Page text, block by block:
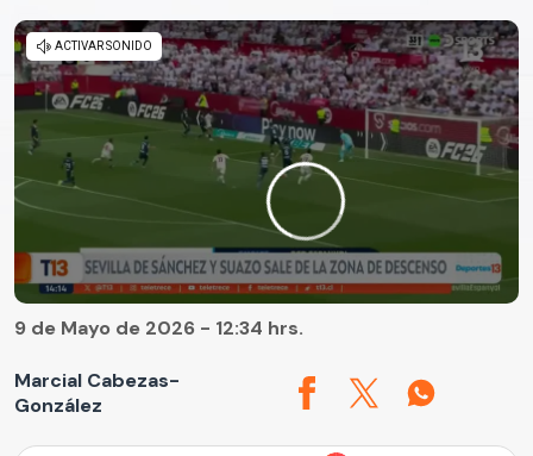
Marcial Cabezas-
González
9 de Mayo de 2026 - 12:34 hrs.